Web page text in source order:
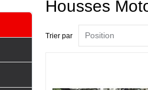
Housses
Trier par